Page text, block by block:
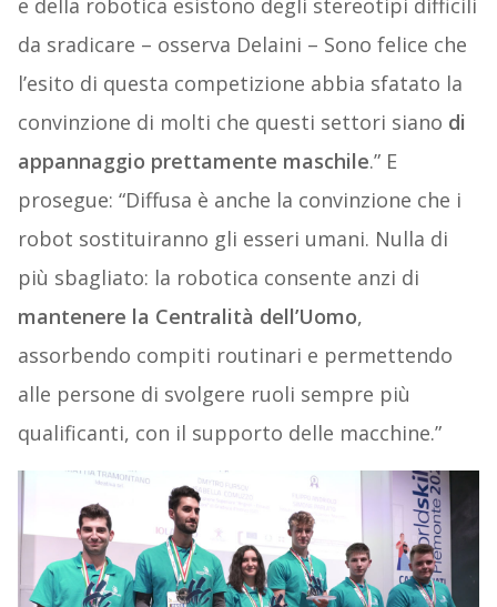
e della robotica esistono degli stereotipi difficili
da sradicare – osserva Delaini – Sono felice che
l’esito di questa competizione abbia sfatato la
convinzione di molti che questi settori siano di
appannaggio prettamente maschile.” E
prosegue: “Diffusa è anche la convinzione che i
robot sostituiranno gli esseri umani. Nulla di
più sbagliato: la robotica consente anzi di
mantenere la Centralità dell’Uomo,
assorbendo compiti routinari e permettendo
alle persone di svolgere ruoli sempre più
qualificanti, con il supporto delle macchine.”